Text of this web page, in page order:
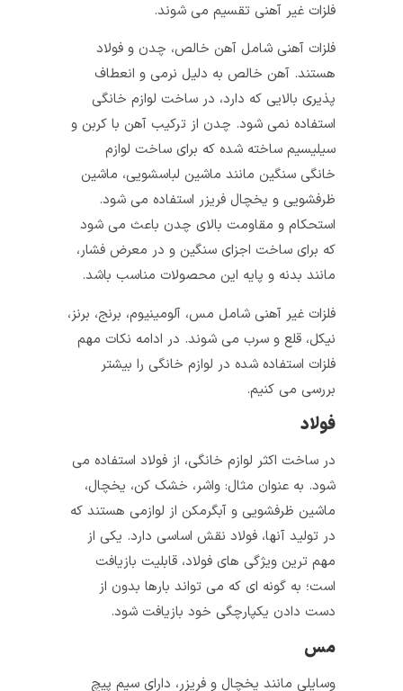
فلزات غیر آهنی تقسیم می شوند.
فلزات آهنی شامل آهن خالص، چدن و فولاد
هستند. آهن خالص به دلیل نرمی و انعطاف
پذیری بالایی که دارد، در ساخت لوازم خانگی
استفاده نمی شود. چدن از ترکیب آهن با کربن و
سیلیسیم ساخته شده که برای ساخت لوازم
خانگی سنگین مانند ماشین لباسشویی، ماشین
ظرفشویی و یخچال فریزر استفاده می شود.
استحکام و مقاومت بالای چدن باعث می شود
که برای ساخت اجزای سنگین و در معرض فشار،
مانند بدنه و پایه این محصولات مناسب باشد.
فلزات غیر آهنی شامل مس، آلومینیوم، برنج، برنز،
نیکل، قلع و سرب می شوند. در ادامه نکات مهم
فلزات استفاده شده در لوازم خانگی را بیشتر
بررسی می کنیم.
در ساخت اکثر لوازم خانگی، از فولاد استفاده می‌
شود. به عنوان مثال: واشر، خشک‌ کن، یخچال،
ماشین ظرفشویی و آبگرمکن از لوازمی هستند که
در تولید آنها، فولاد نقش اساسی دارد. یکی از
مهم‌ ترین ویژگی‌ های فولاد، قابلیت بازیافت
است؛ به گونه‌ ای که می‌ تواند بارها بدون از
دست دادن یکپارچگی خود بازیافت شود.
وسایلی مانند یخچال و فریزر، دارای سیم‌ پیچ‌